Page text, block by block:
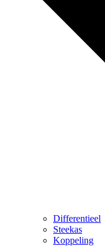
Differentieel
Steekas
Koppeling